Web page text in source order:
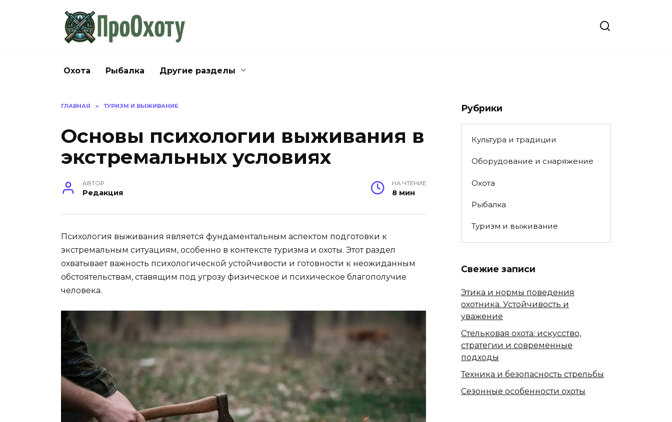
Охота Рыбалка Другие разделы
ГЛАВНАЯ » ТУРИЗМ И ВЫЖИВАНИЕ
Основы психологии выживания в
экстремальных условиях
АВТОР
Редакция
НА ЧТЕНИЕ
8 мин
Психология выживания является фундаментальным аспектом подготовки к
экстремальным ситуациям, особенно в контексте туризма и охоты. Этот раздел
охватывает важность психологической устойчивости и готовности к неожиданным
обстоятельствам, ставящим под угрозу физическое и психическое благополучие
человека.
Рубрики
Культура и традиции
Оборудование и снаряжение
Охота
Рыбалка
Туризм и выживание
Свежие записи
Этика и нормы поведения
охотника. Устойчивость и
уважение
Стельковая охота: искусство,
стратегии и современные
подходы
Техника и безопасность стрельбы
Сезонные особенности охоты